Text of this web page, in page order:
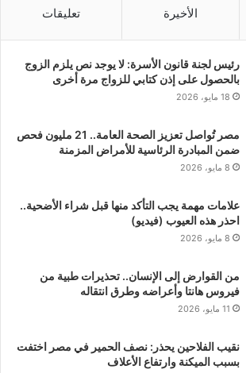
الأخيرة تعليقات
رئيس لجنة قانون الأسرة: لا يوجد نص يلزم الزوج
بالحصول على إذن كتابي للزواج مرة أخرى
18 مايو، 2026
مصر تُواصل تعزيز الصحة العامة.. 21 مليون فحص
ضمن المبادرة الرئاسية للأمراض المزمنة
8 مايو، 2026
علامات مهمة يجب التأكد منها قبل شراء الأضحية..
احذر هذه العيوب (فيديو)
8 مايو، 2026
من القوارض إلى الإنسان.. تحذيرات طبية من
فيروس هانتا وأعراضه وطرق انتقاله
11 مايو، 2026
نقيب الفلاحين يحذر: نصف الحمير في مصر اختفت
بسبب الميكنة وارتفاع الأعلاف